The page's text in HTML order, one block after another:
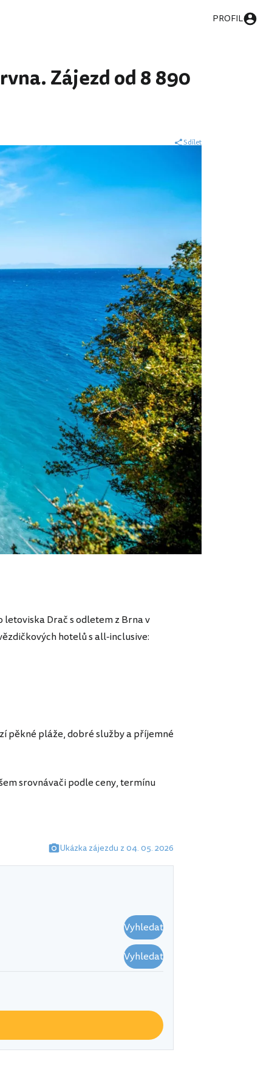
PROFIL
Zájezd od 8 890
Sdílet
Drač s odletem z Brna v
hotelů s all-inclusive:
pěkné pláže, dobré služby a příjemné
srovnávači podle ceny, termínu
Ukázka zájezdu z 04. 05. 2026
Vyhledat
Vyhledat